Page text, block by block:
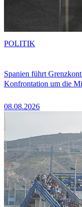
Spanien führt
Konfrontation um die
08.08.2026
POLITIK